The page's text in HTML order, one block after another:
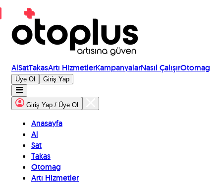
AlSatTakasArtı HizmetlerKampanyalarNasıl ÇalışırOtomag
Üye Ol Giriş Yap
Giriş Yap / Üye Ol
Anasayfa
Al
Sat
Takas
Otomag
Artı Hizmetler